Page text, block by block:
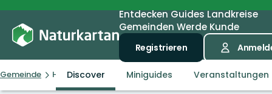
EntdeckenGuidesLandkreise
Gemeinden Werde Kunde
Registrieren
Gemeinde Hamarøy
Discover Miniguides Veranstaltungen